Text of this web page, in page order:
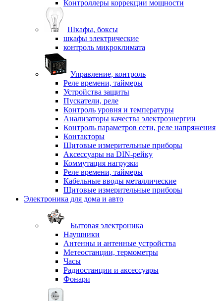
Контроллеры коррекции мощности
Шкафы, боксы
шкафы электрические
контроль микроклимата
Управление, контроль
Реле времени, таймеры
Устройства защиты
Пускатели, реле
Контроль уровня и температуры
Анализаторы качества электроэнергии
Контроль параметров сети, реле напряжения
Контакторы
Щитовые измерительные приборы
Аксессуары на DIN-рейку
Коммутация нагрузки
Реле времени, таймеры
Кабельные вводы металлические
Щитовые измерительные приборы
Электроника для дома и авто
Бытовая электроника
Наушники
Антенны и антенные устройства
Метеостанции, термометры
Часы
Радиостанции и аксессуары
Фонари